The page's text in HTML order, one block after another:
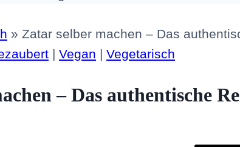
» Zatar selber machen – Das
| Vegan | Vegetarisch
– Das authentische